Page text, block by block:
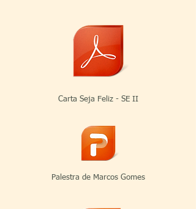
Carta Seja Feliz - SE II
Palestra de Marcos Gomes